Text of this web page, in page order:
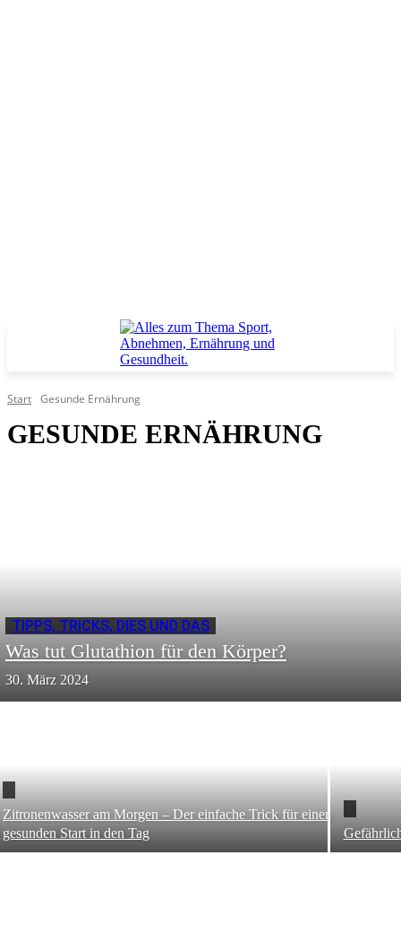
Start Gesunde Ernährung
GESUNDE ERNÄHRUNG
TIPPS, TRICKS, DIES UND DAS
Was tut Glutathion für den Körper?
30. März 2024
Zitronenwasser am Morgen – Der einfache Trick für einen
gesunden Start in den Tag